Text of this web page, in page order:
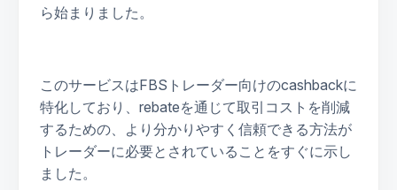
ら始まりました。
このサービスはFBSトレーダー向けのcashbackに
特化しており、rebateを通じて取引コストを削減
するための、より分かりやすく信頼できる方法が
トレーダーに必要とされていることをすぐに示し
ました。